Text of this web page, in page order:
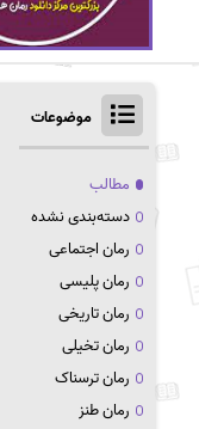
موضوعات
مطالب
دسته‌بندی نشده
رمان اجتماعی
رمان پلیسی
رمان تاریخی
رمان تخیلی
رمان ترسناک
رمان طنز